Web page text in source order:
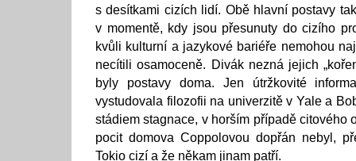
s desítkami cizích lidí. Obě hlavní postavy
v momentě, kdy jsou přesunuty do cizího
kvůli kulturní a jazykové bariéře nemohou
necítili osamoceně. Divák nezná jejich
byly postavy doma. Jen útržkovité
vystudovala filozofii na univerzitě v Yale a
stádiem stagnace, v horším případě citového
pocit domova Coppolovou dopřán nebyl,
Tokio cizí a že někam jinam patří.